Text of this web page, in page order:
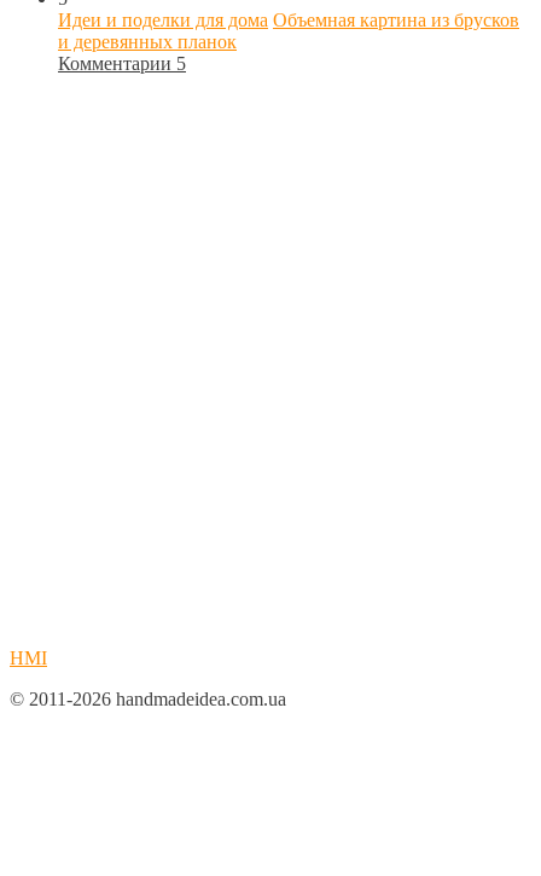
Идеи и поделки для дома Объемная картина из брусков
и деревянных планок
Комментарии 5
HMI
© 2011-2026 handmadeidea.com.ua